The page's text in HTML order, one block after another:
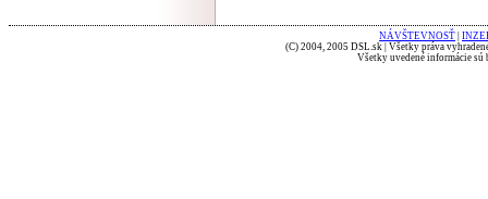
NÁVŠTEVNOSŤ
(C) 2004, 2005 DSL.sk | Všetky práva
Všetky uvedené informácie sú